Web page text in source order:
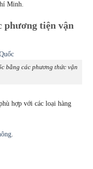
Minh.
phương tiện vận
bằng các phương thức vận
hợp với các loại hàng
.